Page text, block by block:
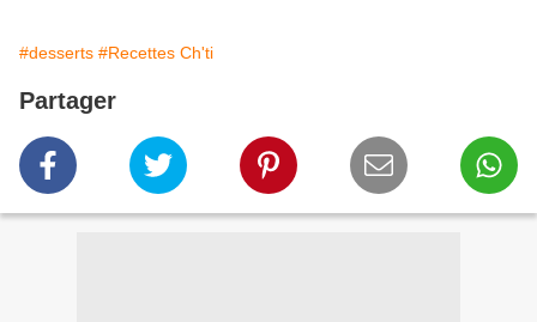
#desserts #Recettes Ch'ti
Partager